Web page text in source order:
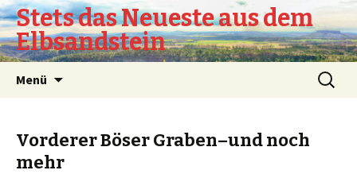
Stets das Neueste aus dem
Elbsandstein
Menü
Suchen
nach:
Vorderer Böser Graben–und noch
mehr